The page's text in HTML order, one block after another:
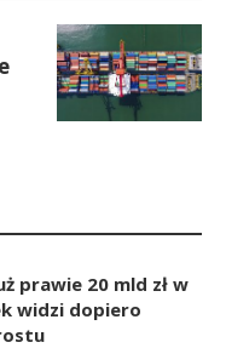
prawie 20 mld zł w
widzi dopiero